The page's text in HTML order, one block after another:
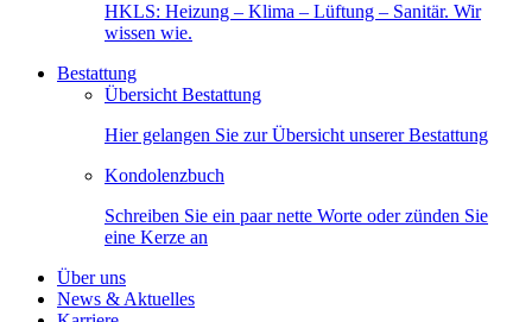
HKLS: Heizung – Klima – Lüftung – Sanitär. Wir
wissen wie.
Bestattung
Übersicht Bestattung
Hier gelangen Sie zur Übersicht unserer Bestattung
Kondolenzbuch
Schreiben Sie ein paar nette Worte oder zünden Sie
eine Kerze an
Über uns
News & Aktuelles